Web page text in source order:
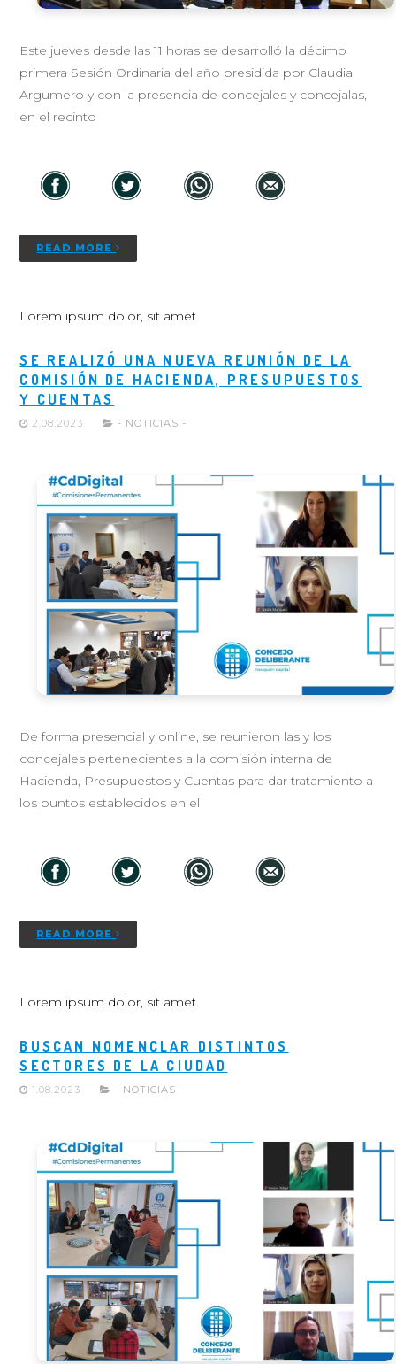
Este jueves desde las 11 horas se desarrolló la décimo
primera Sesión Ordinaria del año presidida por Claudia
Argumero y con la presencia de concejales y concejalas,
en el recinto
READ MORE
Lorem ipsum dolor, sit amet.
SE REALIZÓ UNA NUEVA REUNIÓN DE LA
COMISIÓN DE HACIENDA, PRESUPUESTOS
Y CUENTAS
2.08.2023 - NOTICIAS -
De forma presencial y online, se reunieron las y los
concejales pertenecientes a la comisión interna de
Hacienda, Presupuestos y Cuentas para dar tratamiento a
los puntos establecidos en el
READ MORE
Lorem ipsum dolor, sit amet.
BUSCAN NOMENCLAR DISTINTOS
SECTORES DE LA CIUDAD
1.08.2023 - NOTICIAS -